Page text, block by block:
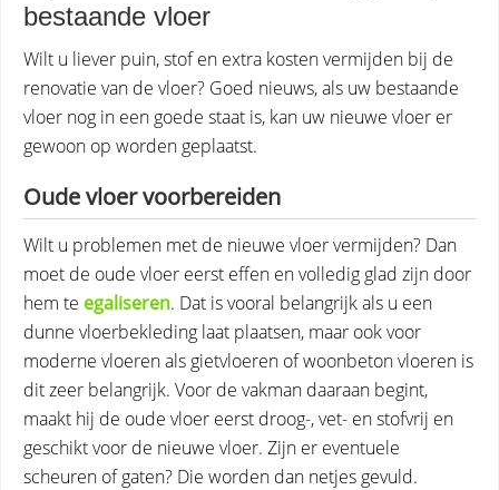
bestaande vloer
Wilt u liever puin, stof en extra kosten vermijden bij de
renovatie van de vloer? Goed nieuws, als uw bestaande
vloer nog in een goede staat is, kan uw nieuwe vloer er
gewoon op worden geplaatst.
Oude vloer voorbereiden
Wilt u problemen met de nieuwe vloer vermijden? Dan
moet de oude vloer eerst effen en volledig glad zijn door
hem te egaliseren. Dat is vooral belangrijk als u een
dunne vloerbekleding laat plaatsen, maar ook voor
moderne vloeren als gietvloeren of woonbeton vloeren is
dit zeer belangrijk. Voor de vakman daaraan begint,
maakt hij de oude vloer eerst droog-, vet- en stofvrij en
geschikt voor de nieuwe vloer. Zijn er eventuele
scheuren of gaten? Die worden dan netjes gevuld.